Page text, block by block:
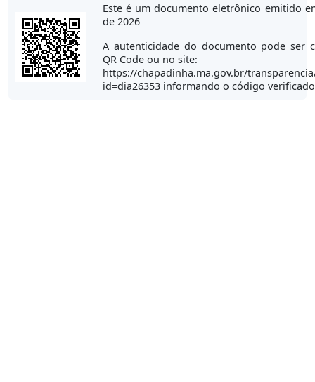
Este é um documento eletrônico emitido
de 2026
A autenticidade do documento pode ser
QR Code ou no site:
https://chapadinha.ma.gov.br/
id=dia26353 informando o código